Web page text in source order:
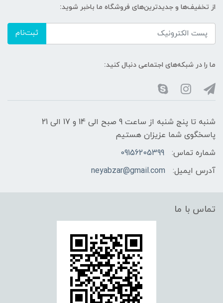
از تخفیف‌ها و جدیدترین‌های فروشگاه ما باخبر شوید:
ثبت‌نام
ما را در شبکه‌های اجتماعی دنبال کنید:
شنبه تا پنج شنبه از ساعت 9 صبح الی 14 و 17 الی 21
پاسخگوی شما عزیزان هستیم
شماره تماس:
09156205399
آدرس ایمیل:
neyabzar@gmail.com
تماس با ما